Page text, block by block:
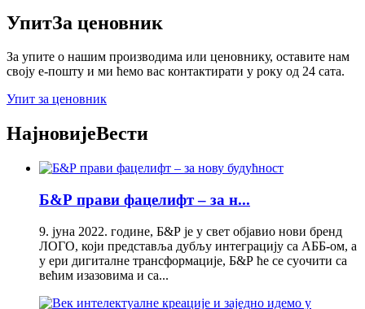
УпитЗа ценовник
За упите о нашим производима или ценовнику, оставите нам
своју е-пошту и ми ћемо вас контактирати у року од 24 сата.
Упит за ценовник
НајновијеВести
Б&Р прави фацелифт – за н...
9. јуна 2022. године, Б&Р је у свет објавио нови бренд
ЛОГО, који представља дубљу интеграцију са АББ-ом, а
у ери дигиталне трансформације, Б&Р ће се суочити са
већим изазовима и са...